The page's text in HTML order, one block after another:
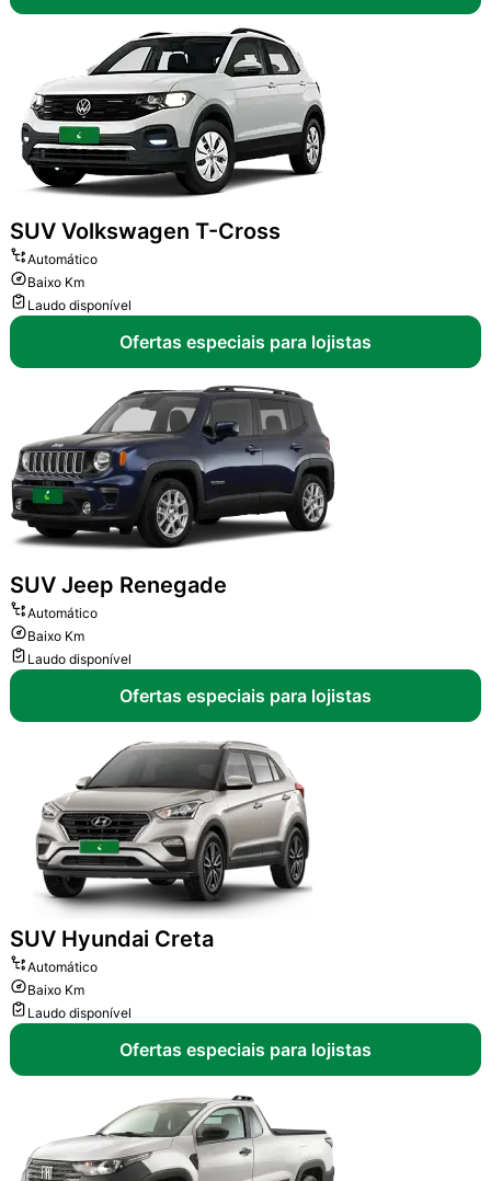
SUV Volkswagen T-Cross
Automático
Baixo Km
Laudo disponível
Ofertas especiais para lojistas
SUV Jeep Renegade
Automático
Baixo Km
Laudo disponível
Ofertas especiais para lojistas
SUV Hyundai Creta
Automático
Baixo Km
Laudo disponível
Ofertas especiais para lojistas